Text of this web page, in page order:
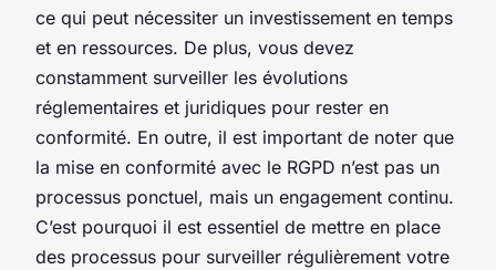
ce qui peut nécessiter un investissement en temps
et en ressources. De plus, vous devez
constamment surveiller les évolutions
réglementaires et juridiques pour rester en
conformité. En outre, il est important de noter que
la mise en conformité avec le RGPD n’est pas un
processus ponctuel, mais un engagement continu.
C’est pourquoi il est essentiel de mettre en place
des processus pour surveiller régulièrement votre